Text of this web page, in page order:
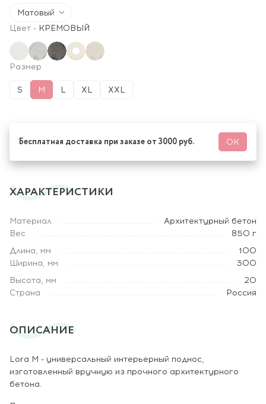
Матовый
Цвет - КРЕМОВЫЙ
Размер
S M L XL XXL
Бесплатная доставка при заказе от 3000 руб. ОК
ХАРАКТЕРИСТИКИ
Материал
Архитектурный бетон
Вес
850 г
Длина, мм
100
Ширина, мм
300
Высота, мм
20
Страна
Россия
ОПИСАНИЕ
Lora M - универсальный интерьерный поднос,
изготовленный вручную из прочного архитектурного
бетона.